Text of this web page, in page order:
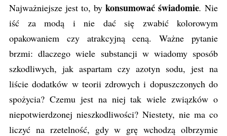
Najważniejsze jest to, by konsumować świadomie. Nie
iść za modą i nie dać się zwabić kolorowym
opakowaniem czy atrakcyjną ceną. Ważne pytanie
brzmi: dlaczego wiele substancji w wiadomy sposób
szkodliwych, jak aspartam czy azotyn sodu, jest na
liście dodatków w teorii zdrowych i dopuszczonych do
spożycia? Czemu jest na niej tak wiele związków o
niepotwierdzonej nieszkodliwości? Niestety, nie ma co
liczyć na rzetelność, gdy w grę wchodzą olbrzymie